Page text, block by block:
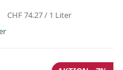
CHF 74.27/ 1 Liter